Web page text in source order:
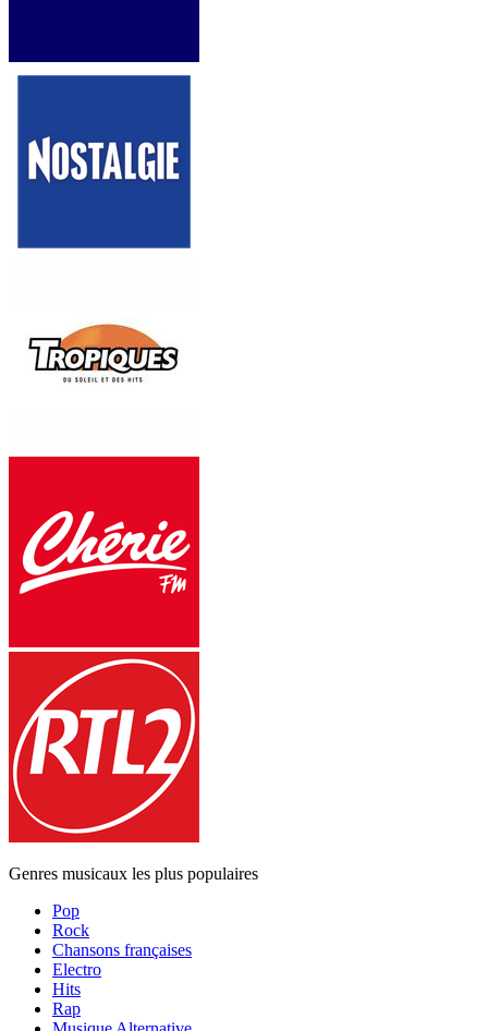
Genres musicaux les plus populaires
Pop
Rock
Chansons françaises
Electro
Hits
Rap